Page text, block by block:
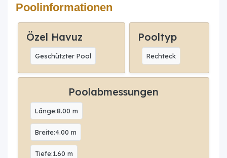
Poolinformationen
Özel Havuz
Geschützter Pool
Pooltyp
Rechteck
Poolabmessungen
Länge:8.00 m
Breite:4.00 m
Tiefe:1.60 m